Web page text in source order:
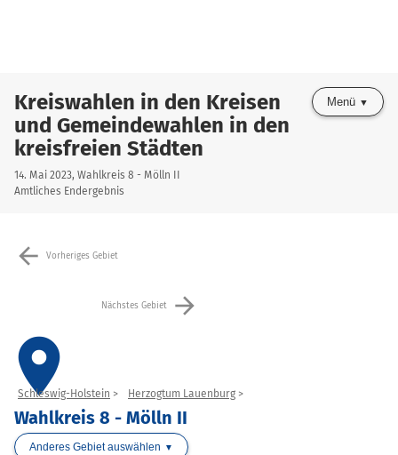
Kreiswahlen in den Kreisen
und Gemeindewahlen in den
kreisfreien Städten
14. Mai 2023, Wahlkreis 8 - Mölln II
Amtliches Endergebnis
Menü
arrow_back Vorheriges Gebiet
Nächstes Gebiet arrow_forward
place
Schleswig-Holstein Herzogtum Lauenburg
Wahlkreis 8 - Mölln II
Anderes Gebiet auswählen